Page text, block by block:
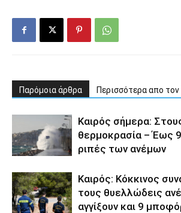
Παρόμοια άρθρα Περισσότερα απο τον
Καιρός σήμερα:
θερμοκρασία – Έως
ριπές των ανέμων
Καιρός: Κόκκινος
τους θυελλώδεις
αγγίξουν και 9